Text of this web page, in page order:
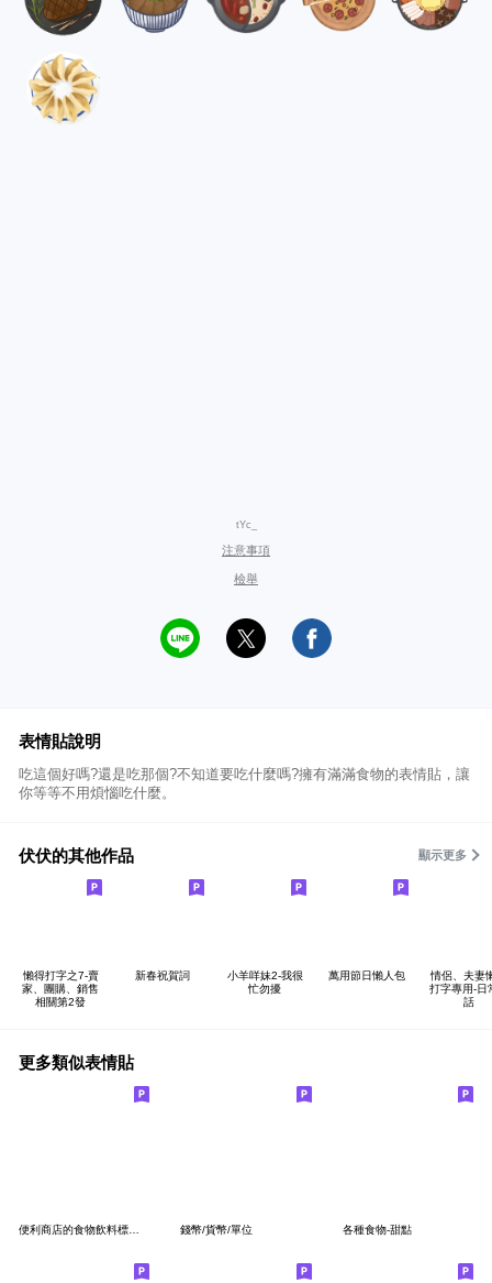
tYc_
注意事項
檢舉
表情貼說明
吃這個好嗎?還是吃那個?不知道要吃什麼嗎?擁有滿滿食物的表情貼，讓
你等等不用煩惱吃什麼。
伏伏的其他作品 顯示更多
懶得打字之7-賣
家、團購、銷售
相關第2發
新春祝賀詞
小羊咩妹2-我很
忙勿擾
萬用節日懶人包
情侶、夫妻
打字專用-日
話
更多類似表情貼
錢幣/貨幣/單位 各種食物-甜點